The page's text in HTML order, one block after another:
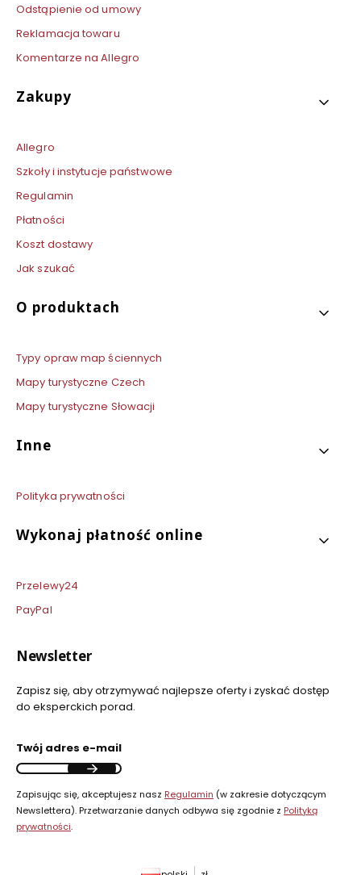
Odstąpienie od umowy
Reklamacja towaru
Komentarze na Allegro
Zakupy
Allegro
Szkoły i instytucje państwowe
Regulamin
Płatności
Koszt dostawy
Jak szukać
O produktach
Typy opraw map ściennych
Mapy turystyczne Czech
Mapy turystyczne Słowacji
Inne
Polityka prywatności
Wykonaj płatność online
Przelewy24
PayPal
Newsletter
Zapisz się, aby otrzymywać najlepsze oferty i zyskać dostęp
do eksperckich porad.
Twój adres e-mail
Zapisując się, akceptujesz nasz Regulamin (w zakresie dotyczącym
Newslettera). Przetwarzanie danych odbywa się zgodnie z Polityką
prywatności.